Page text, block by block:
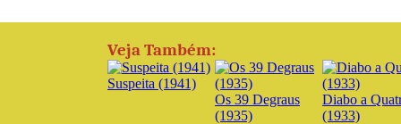
Veja Também:
Suspeita (1941)
Os 39 Degraus
(1935)
Diabo a
(1933)